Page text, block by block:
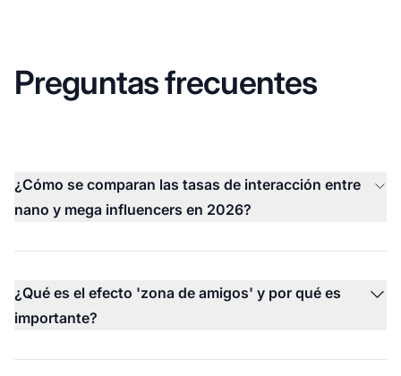
Preguntas frecuentes
¿Cómo se comparan las tasas de interacción entre
nano y mega influencers en 2026?
¿Qué es el efecto 'zona de amigos' y por qué es
importante?